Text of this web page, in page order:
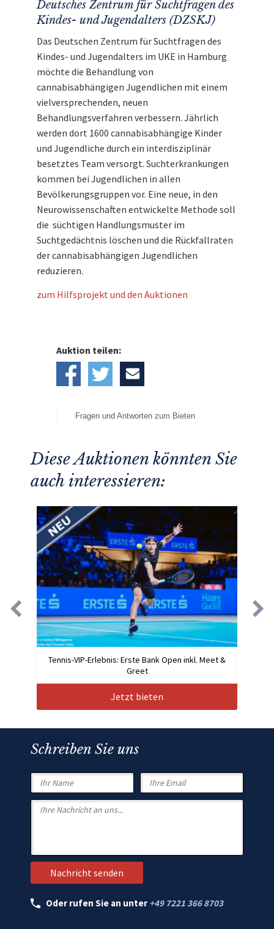
Deutsches Zentrum für Suchtfragen des
Kindes- und Jugendalters (DZSKJ)
Das Deutschen Zentrum für Suchtfragen des
Kindes- und Jugendalters im UKE in Hamburg
möchte die Behandlung von
cannabisabhängigen Jugendlichen mit einem
vielversprechenden, neuen
Behandlungsverfahren verbessern. Jährlich
werden dort 1600 cannabisabhängige Kinder
und Jugendliche durch ein interdisziplinär
besetztes Team versorgt. Suchterkrankungen
kommen bei Jugendlichen in allen
Bevölkerungsgruppen vor. Eine neue, in den
Neurowissenschaften entwickelte Methode soll
die süchtigen Handlungsmuster im
Suchtgedächtnis löschen und die Rückfallraten
der cannabisabhängigen Jugendlichen
reduzieren.
zum Hilfsprojekt und den Auktionen
Auktion teilen:
Fragen und Antworten zum Bieten
Diese Auktionen könnten Sie
auch interessieren:
Tennis-VIP-Erlebnis: Erste Bank Open inkl. Meet &
Greet
Jetzt bieten
Schreiben Sie uns
Oder rufen Sie an unter +49 7221 366 8703